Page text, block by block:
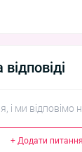
і ми
+ Додати питання